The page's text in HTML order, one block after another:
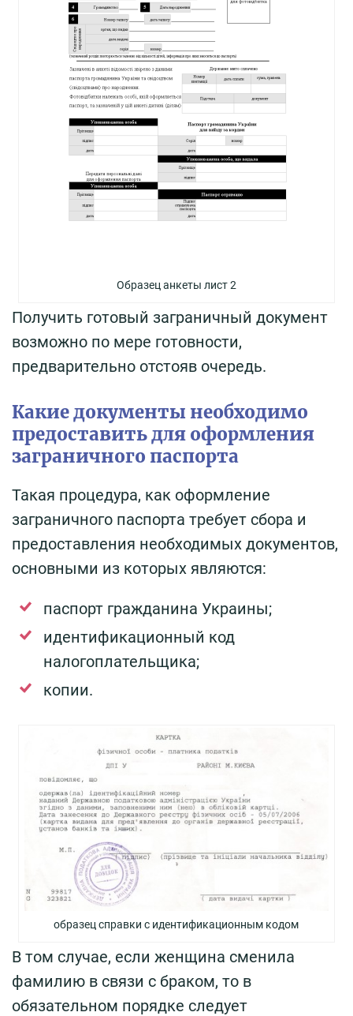
Образец анкеты лист 2
Получить готовый заграничный документ
возможно по мере готовности,
предварительно отстояв очередь.
Какие документы необходимо
предоставить для оформления
заграничного паспорта
Такая процедура, как оформление
заграничного паспорта требует сбора и
предоставления необходимых документов,
основными из которых являются:
паспорт гражданина Украины;
идентификационный код
налогоплательщика;
копии.
образец справки с идентификационным кодом
В том случае, если женщина сменила
фамилию в связи с браком, то в
обязательном порядке следует